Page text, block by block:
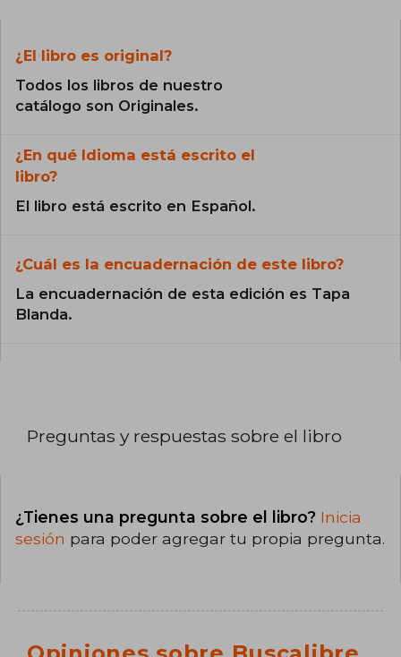
¿El libro es original?
Todos los libros de nuestro
catálogo son Originales.
¿En qué Idioma está escrito el
libro?
El libro está escrito en Español.
¿Cuál es la encuadernación de este libro?
La encuadernación de esta edición es Tapa
Blanda.
Preguntas y respuestas sobre el libro
¿Tienes una pregunta sobre el libro? Inicia
sesión para poder agregar tu propia pregunta.